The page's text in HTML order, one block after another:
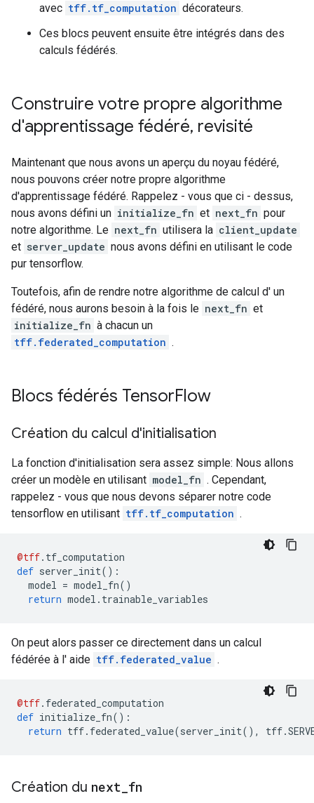
avec tff.tf_computation décorateurs.
Ces blocs peuvent ensuite être intégrés dans des
calculs fédérés.
Construire votre propre algorithme
d'apprentissage fédéré, revisité
Maintenant que nous avons un aperçu du noyau fédéré,
nous pouvons créer notre propre algorithme
d'apprentissage fédéré. Rappelez - vous que ci - dessus,
nous avons défini un initialize_fn et next_fn pour
notre algorithme. Le next_fn utilisera la client_update
et server_update nous avons défini en utilisant le code
pur tensorflow.
Toutefois, afin de rendre notre algorithme de calcul d' un
fédéré, nous aurons besoin à la fois le next_fn et
initialize_fn à chacun un
tff.federated_computation .
Blocs fédérés TensorFlow
Création du calcul d'initialisation
La fonction d'initialisation sera assez simple: Nous allons
créer un modèle en utilisant model_fn . Cependant,
rappelez - vous que nous devons séparer notre code
tensorflow en utilisant tff.tf_computation .
@tff. tf_computation
def server_init():
model = model_fn()
return model . trainable_variables
On peut alors passer ce directement dans un calcul
fédérée à l' aide tff.federated_value .
@tff. federated_computation
def initialize_fn():
return tff. federated_value(server_init(), tff.
Création du next fn